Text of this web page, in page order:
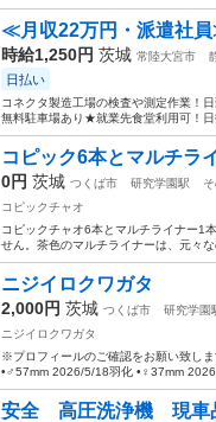
≪月収22万円・派遣社
時給1,250円 茨城 常陸大宮市
日払い
コネクタ製造工場の検査や測定作業！
無料駐車場あり★就業先食堂利用可！
コピック6本とマルチラ
0円 茨城 つくば市 研究学園駅
コピックチャオ
コピックチャオ6本とマルチライナー1
せん。茶色のマルチライナーは、元々
ニジイロクワガタ
2,000円 茨城 つくば市 研究学園
ニジイロクワガタ
※プロフィールのご確認をお願い致し
•♂57mm 2026/5/18羽化 •♀37mm
安全 高圧洗浄機 現車